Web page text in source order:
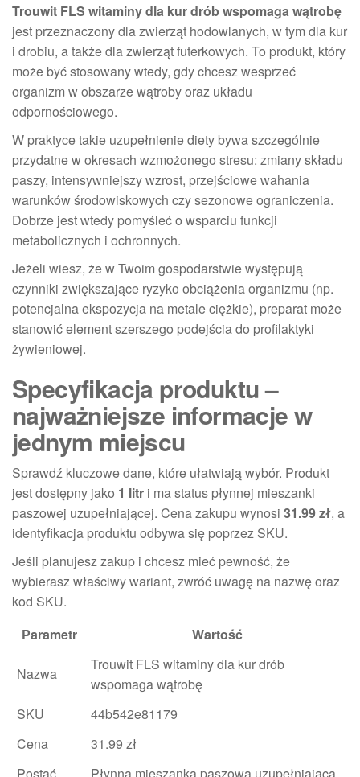
Trouwit FLS witaminy dla kur drób wspomaga wątrobę
jest przeznaczony dla zwierząt hodowlanych, w tym dla kur
i drobiu, a także dla zwierząt futerkowych. To produkt, który
może być stosowany wtedy, gdy chcesz wesprzeć
organizm w obszarze wątroby oraz układu
odpornościowego.
W praktyce takie uzupełnienie diety bywa szczególnie
przydatne w okresach wzmożonego stresu: zmiany składu
paszy, intensywniejszy wzrost, przejściowe wahania
warunków środowiskowych czy sezonowe ograniczenia.
Dobrze jest wtedy pomyśleć o wsparciu funkcji
metabolicznych i ochronnych.
Jeżeli wiesz, że w Twoim gospodarstwie występują
czynniki zwiększające ryzyko obciążenia organizmu (np.
potencjalna ekspozycja na metale ciężkie), preparat może
stanowić element szerszego podejścia do profilaktyki
żywieniowej.
Specyfikacja produktu –
najważniejsze informacje w
jednym miejscu
Sprawdź kluczowe dane, które ułatwiają wybór. Produkt
jest dostępny jako 1 litr i ma status płynnej mieszanki
paszowej uzupełniającej. Cena zakupu wynosi 31.99 zł, a
identyfikacja produktu odbywa się poprzez SKU.
Jeśli planujesz zakup i chcesz mieć pewność, że
wybierasz właściwy wariant, zwróć uwagę na nazwę oraz
kod SKU.
Parametr
Wartość
Nazwa
Trouwit FLS witaminy dla kur drób
wspomaga wątrobę
SKU
44b542e81179
Cena
31.99 zł